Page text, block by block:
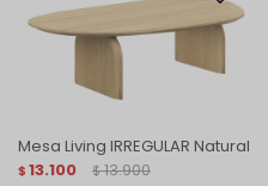
Mesa Living IRREGULAR Natural
$ 13.100 $ 13.900